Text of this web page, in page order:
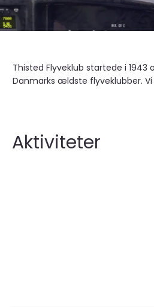
Thisted Flyveklub startede i 1943
Danmarks ældste flyveklubber.
Aktiviteter